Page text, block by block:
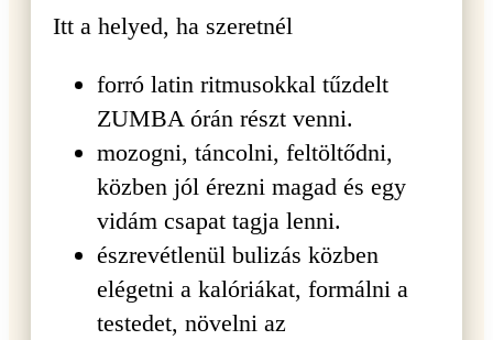
Itt a helyed, ha szeretnél
forró latin ritmusokkal tűzdelt
ZUMBA órán részt venni.
mozogni, táncolni, feltöltődni,
közben jól érezni magad és egy
vidám csapat tagja lenni.
észrevétlenül bulizás közben
elégetni a kalóriákat, formálni a
testedet, növelni az